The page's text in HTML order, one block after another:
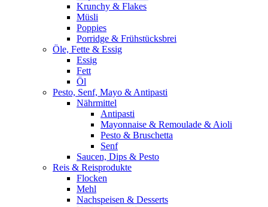
Krunchy & Flakes
Müsli
Poppies
Porridge & Frühstücksbrei
Öle, Fette & Essig
Essig
Fett
Öl
Pesto, Senf, Mayo & Antipasti
Nährmittel
Antipasti
Mayonnaise & Remoulade & Aioli
Pesto & Bruschetta
Senf
Saucen, Dips & Pesto
Reis & Reisprodukte
Flocken
Mehl
Nachspeisen & Desserts